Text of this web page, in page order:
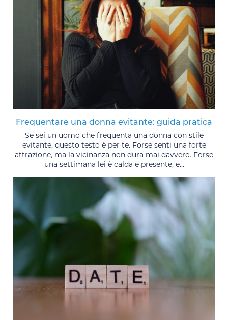
Frequentare una donna evitante: guida pratica
Se sei un uomo che frequenta una donna con stile
evitante, questo testo è per te. Forse senti una forte
attrazione, ma la vicinanza non dura mai davvero. Forse
una settimana lei è calda e presente, e...